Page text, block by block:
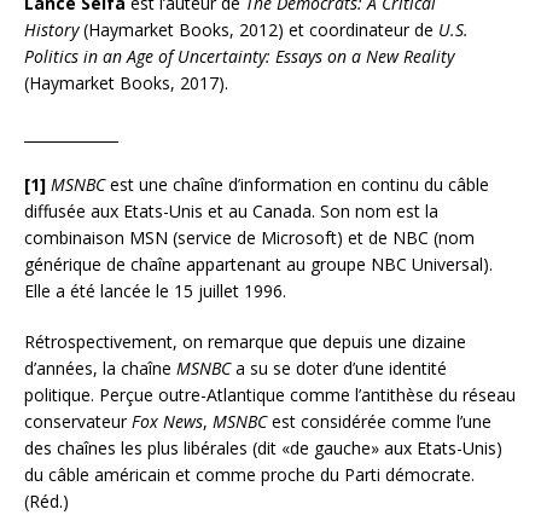
History(Haymarket Books, 2012) et coordinateur de U.S.
Politics in an Age of Uncertainty: Essays on a New Reality
(Haymarket Books, 2017).
[1] MSNBCest une chaîne d’information en continu du câble
diffusée aux Etats-Unis et au Canada. Son nom est la
combinaison MSN (service de Microsoft) et de NBC (nom
générique de chaîne appartenant au groupe NBC Universal).
Elle a été lancée le 15 juillet 1996.
Rétrospectivement, on remarque que depuis une dizaine
d’années, la chaîne MSNBCa su se doter d’une identité
politique. Perçue outre-Atlantique comme l’antithèse du réseau
conservateurFox News, MSNBCest considérée comme l’une
des chaînes les plus libérales (dit «de gauche» aux Etats-Unis)
du câble américain et comme proche du Parti démocrate.
(Réd.)